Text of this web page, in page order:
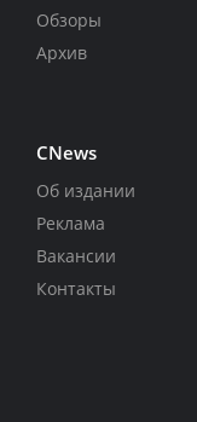
Обзоры
Архив
CNews
Об издании
Реклама
Вакансии
Контакты